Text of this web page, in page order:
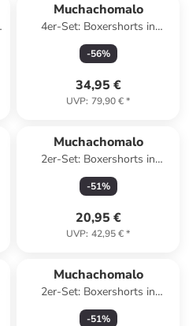
Muchachomalo
4er-Set: Boxershorts in
Schwarz/ Pink/ Blau
-56%
34,95 €
UVP: 79,90 €*
Muchachomalo
2er-Set: Boxershorts in
Dunkelblau/ Türkis
-51%
20,95 €
UVP: 42,95 €*
Muchachomalo
2er-Set: Boxershorts in
Schwarz/ Koralle
-51%